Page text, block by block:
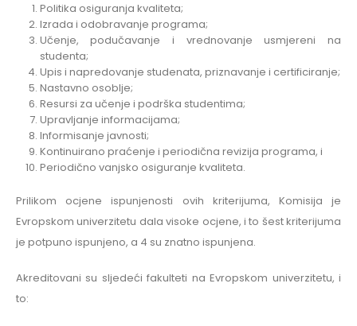
Politika osiguranja kvaliteta;
Izrada i odobravanje programa;
Učenje, podučavanje i vrednovanje usmjereni na
studenta;
Upis i napredovanje studenata, priznavanje i certificiranje;
Nastavno osoblje;
Resursi za učenje i podrška studentima;
Upravljanje informacijama;
Informisanje javnosti;
Kontinuirano praćenje i periodična revizija programa, i
Periodično vanjsko osiguranje kvaliteta.
Prilikom ocjene ispunjenosti ovih kriterijuma, Komisija je
Evropskom univerzitetu dala visoke ocjene, i to šest kriterijuma
je potpuno ispunjeno, a 4 su znatno ispunjena.
Akreditovani su sljedeći fakulteti na Evropskom univerzitetu, i
to: